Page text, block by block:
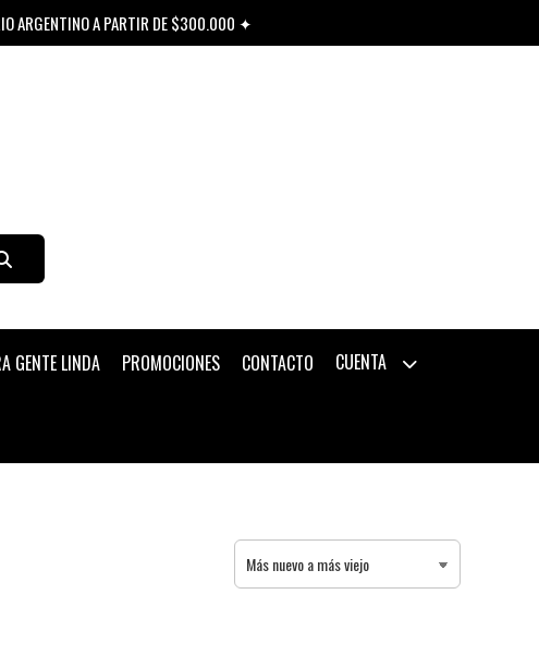
ARGENTINO A PARTIR DE $300.000 ✦
GENTE LINDA PROMOCIONES CONTACTO CUENTA